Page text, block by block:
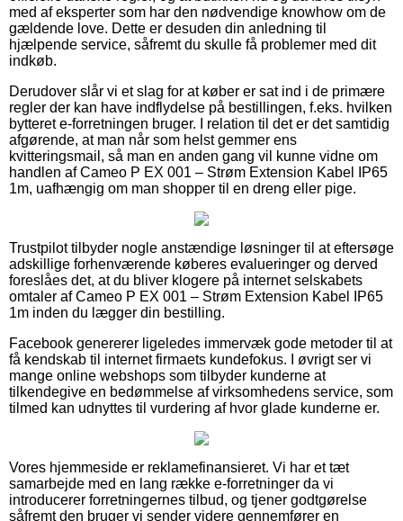
med af eksperter som har den nødvendige knowhow om de
gældende love. Dette er desuden din anledning til
hjælpende service, såfremt du skulle få problemer med dit
indkøb.
Derudover slår vi et slag for at køber er sat ind i de primære
regler der kan have indflydelse på bestillingen, f.eks. hvilken
bytteret e-forretningen bruger. I relation til det er det samtidig
afgørende, at man når som helst gemmer ens
kvitteringsmail, så man en anden gang vil kunne vidne om
handlen af Cameo P EX 001 – Strøm Extension Kabel IP65
1m, uafhængig om man shopper til en dreng eller pige.
Trustpilot tilbyder nogle anstændige løsninger til at eftersøge
adskillige forhenværende køberes evalueringer og derved
foreslåes det, at du bliver klogere på internet selskabets
omtaler af Cameo P EX 001 – Strøm Extension Kabel IP65
1m inden du lægger din bestilling.
Facebook genererer ligeledes immervæk gode metoder til at
få kendskab til internet firmaets kundefokus. I øvrigt ser vi
mange online webshops som tilbyder kunderne at
tilkendegive en bedømmelse af virksomhedens service, som
tilmed kan udnyttes til vurdering af hvor glade kunderne er.
Vores hjemmeside er reklamefinansieret. Vi har et tæt
samarbejde med en lang række e-forretninger da vi
introducerer forretningernes tilbud, og tjener godtgørelse
såfremt den bruger vi sender videre gennemfører en